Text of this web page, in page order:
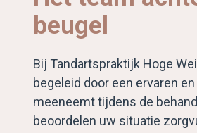
beugel
Bij Tandartspraktijk Hoge
begeleid door een ervaren
meeneemt tijdens de
beoordelen uw situatie